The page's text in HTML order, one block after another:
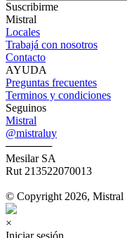
Suscribirme
Mistral
Locales
Trabajá con nosotros
Contacto
AYUDA
Preguntas frecuentes
Terminos y condiciones
Seguinos
Mistral
@mistraluy
──────
Mesilar SA
Rut 213522070013
© Copyright 2026, Mistral
×
Iniciar sesión